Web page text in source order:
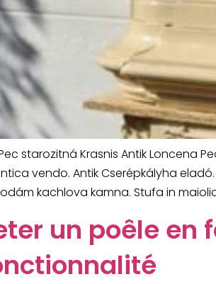
starozitná Krasnis Antik Loncena
vendo. Antik Cserépkályha
kachlova kamna. Stufa in
un poêle en